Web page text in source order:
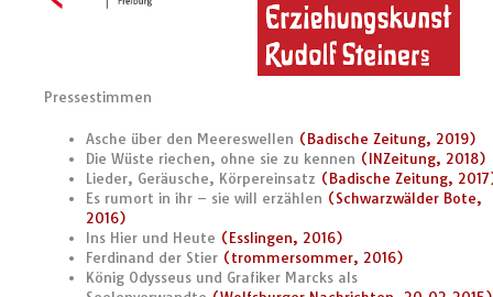
Pressestimmen
Asche über den Meereswellen (Badische Zeitung, 2019)
Die Wüste riechen, ohne sie zu kennen (INZeitung, 2018)
Lieder, Geräusche, Körpereinsatz (Badische Zeitung,
Es rumort in ihr – sie will erzählen (Schwarzwälder Bote,
2016)
Ins Hier und Heute (Esslingen, 2016)
Ferdinand der Stier (trommersommer, 2016)
König Odysseus und Grafiker Marcks als